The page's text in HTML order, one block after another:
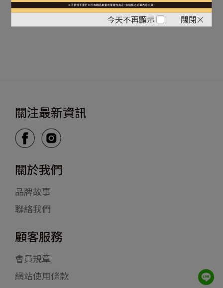
今天不再顯示 關閉
1 2 3 »
關注最新資訊
關於我們
品牌故事
聯絡我們
顧客服務
會員規章
網站使用條款